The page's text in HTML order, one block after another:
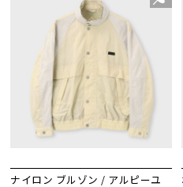
ナイロン ブルゾン / アルピーユ